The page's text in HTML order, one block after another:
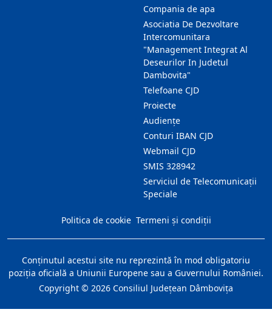
Compania de apa
Asociatia De Dezvoltare
Intercomunitara
"Management Integrat Al
Deseurilor In Judetul
Dambovita"
Telefoane CJD
Proiecte
Audienţe
Conturi IBAN CJD
Webmail CJD
SMIS 328942
Serviciul de Telecomunicații
Speciale
Politica de cookie Termeni și condiții
Conţinutul acestui site nu reprezintă în mod obligatoriu
poziţia oficială a Uniunii Europene sau a Guvernului României.
Copyright © 2026 Consiliul Judeţean Dâmboviţa